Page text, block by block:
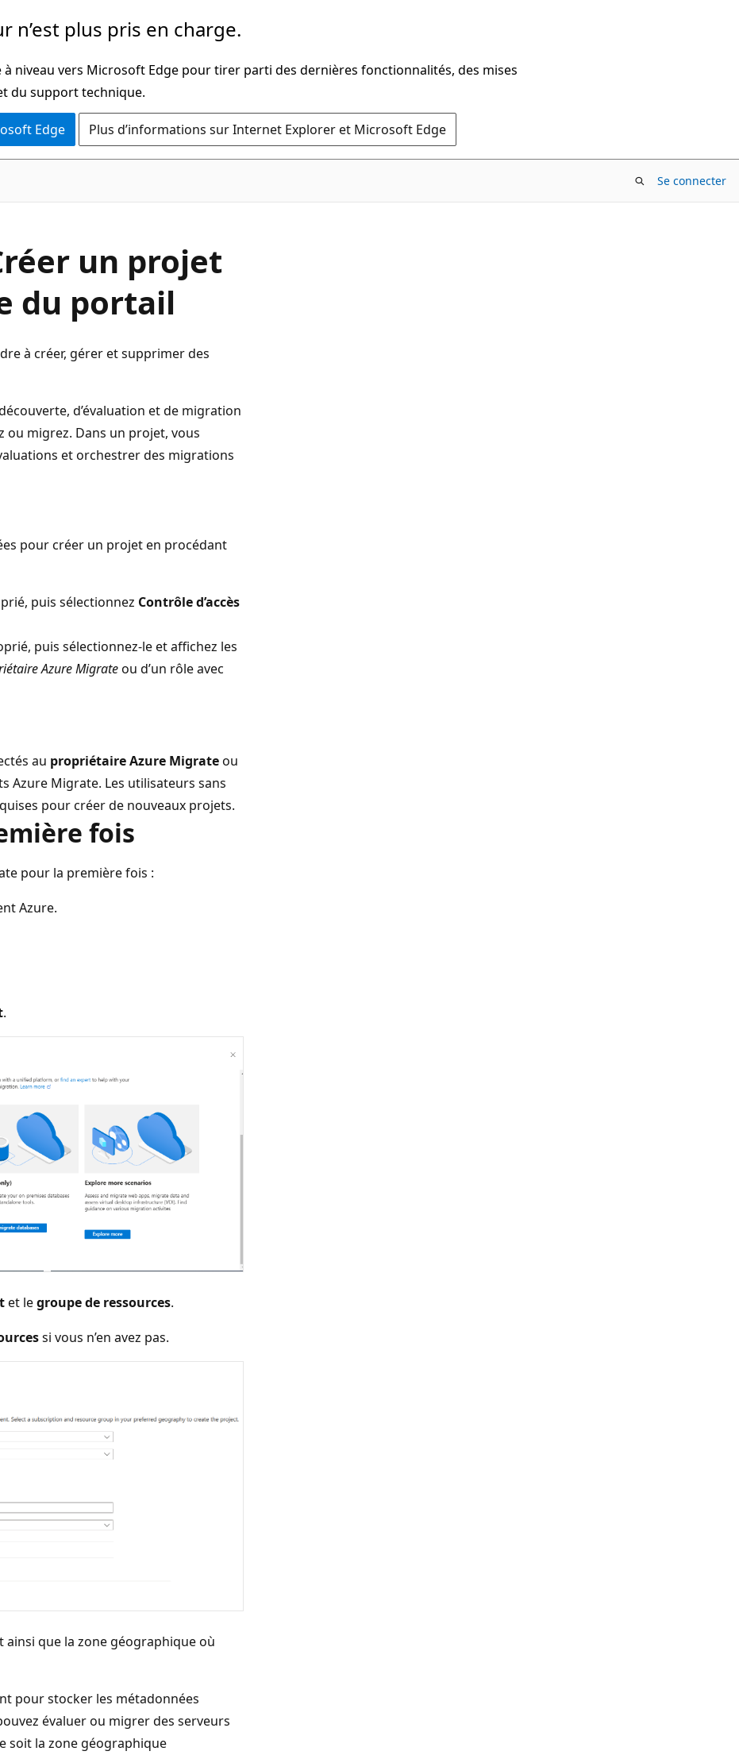
n’est plus pris en charge.
à niveau vers Microsoft Edge pour tirer parti des dernières fonctionnalités, des mises
du support technique.
Edge Plus d’informations sur Internet Explorer et Microsoft Edge
Se connecter
un projet
du portail
à créer, gérer et supprimer des
d’évaluation et de migration
ou migrez. Dans un projet, vous
et orchestrer des migrations
pour créer un projet en procédant
puis sélectionnez Contrôle d’accès
puis sélectionnez-le et affichez les
Azure Migrateou d’un rôle avec
au propriétaire Azure Migrateou
Azure Migrate. Les utilisateurs sans
pour créer de nouveaux projets.
fois
pour la première fois :
Azure.
.
et legroupe de ressources.
si vous n’en avez pas.
ainsi que la zone géographique où
pour stocker les métadonnées
évaluer ou migrer des serveurs
soit la zone géographique